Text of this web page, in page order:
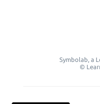
Symbolab, a
©